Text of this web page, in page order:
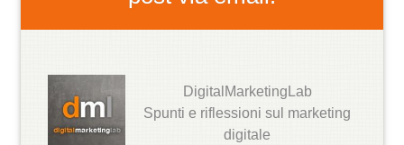
DigitalMarketingLab
Spunti e riflessioni sul marketing
digitale